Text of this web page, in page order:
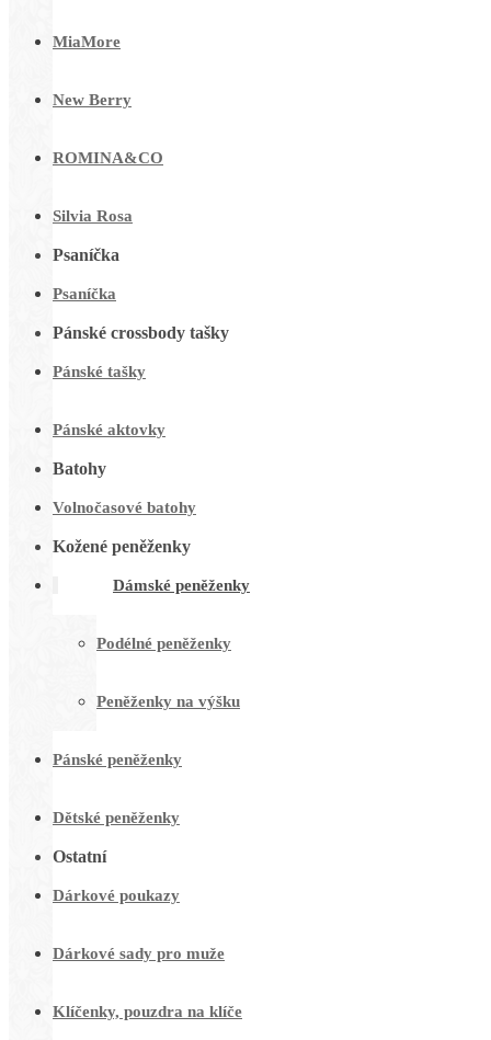
MiaMore
New Berry
ROMINA&CO
Silvia Rosa
Psaníčka
Psaníčka
Pánské crossbody tašky
Pánské tašky
Pánské aktovky
Batohy
Volnočasové batohy
Kožené peněženky
Dámské peněženky
Podélné peněženky
Peněženky na výšku
Pánské peněženky
Dětské peněženky
Ostatní
Dárkové poukazy
Dárkové sady pro muže
Klíčenky, pouzdra na klíče